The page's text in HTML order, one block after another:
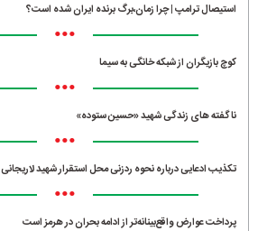
استیصال ترامپ | چرا زمان،برگ برنده ایران شده است؟
•••
کوچ بازیگران از شبکه خانگی به سیما
•••
ناگفته های زندگی شهید «حسین ستوده»
•••
تکذیب ادعایی درباره نحوه ردزنی محل استقرار شهید لاریجانی
•••
پرداخت عوارض واقع‌بینانه‌تر از ادامه بحران در هرمز است